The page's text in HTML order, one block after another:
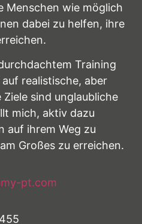
Menschen wie möglich
dabei zu helfen, ihre
Training
realistische, aber
sind unglaubliche
mich, aktiv dazu
auf ihrem Weg zu
Großes zu erreichen.
pt.com